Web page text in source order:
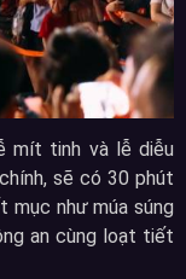
mít tinh và lễ diễu
sẽ có 30 phút
mục như múa súng
an cùng loạt tiết